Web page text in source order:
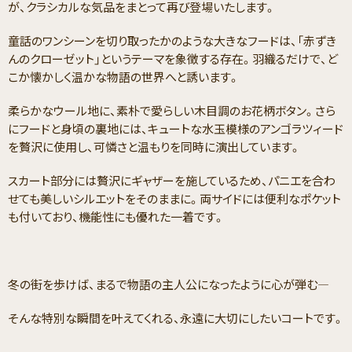
が、クラシカルな気品をまとって再び登場いたします。
童話のワンシーンを切り取ったかのような大きなフードは、「赤ずき
んのクローゼット」というテーマを象徴する存在。羽織るだけで、ど
こか懐かしく温かな物語の世界へと誘います。
柔らかなウール地に、素朴で愛らしい木目調のお花柄ボタン。さら
にフードと身頃の裏地には、キュートな水玉模様のアンゴラツィード
を贅沢に使用し、可憐さと温もりを同時に演出しています。
スカート部分には贅沢にギャザーを施しているため、パニエを合わ
せても美しいシルエットをそのままに。両サイドには便利なポケット
も付いており、機能性にも優れた一着です。
冬の街を歩けば、まるで物語の主人公になったように心が弾む―
そんな特別な瞬間を叶えてくれる、永遠に大切にしたいコートです。